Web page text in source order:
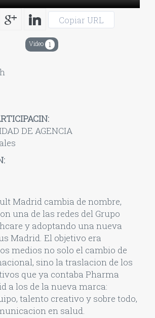
Copiar URL
Video 1
DE AGENCIA
Madrid cambia de nombre,
una de las redes del Grupo
y adoptando una nueva
Madrid. El objetivo era
medios no solo el cambio de
sino la traslacion de los
que ya contaba Pharma
a los de la nueva marca:
talento creativo y sobre todo,
en salud.